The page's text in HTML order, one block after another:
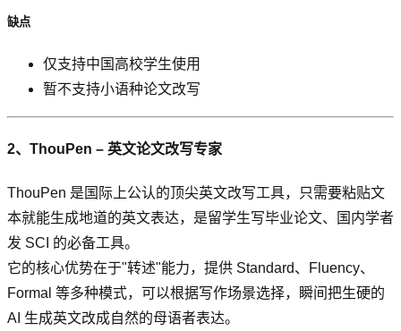
缺点
仅支持中国高校学生使用
暂不支持小语种论文改写
2、ThouPen – 英文论文改写专家
ThouPen 是国际上公认的顶尖英文改写工具，只需要粘贴文
本就能生成地道的英文表达，是留学生写毕业论文、国内学者
发 SCI 的必备工具。
它的核心优势在于"转述"能力，提供 Standard、Fluency、
Formal 等多种模式，可以根据写作场景选择，瞬间把生硬的
AI 生成英文改成自然的母语者表达。